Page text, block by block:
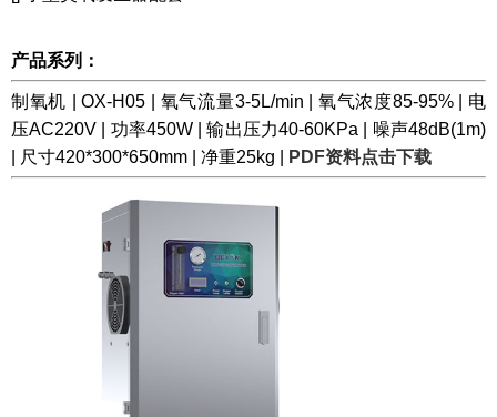
产品系列：
制氧机 | OX-H05 | 氧气流量3-5L/min | 氧气浓度85-95% | 电
压AC220V | 功率450W | 输出压力40-60KPa | 噪声48dB(1m)
| 尺寸420*300*650mm | 净重25kg |
PDF资料点击下载